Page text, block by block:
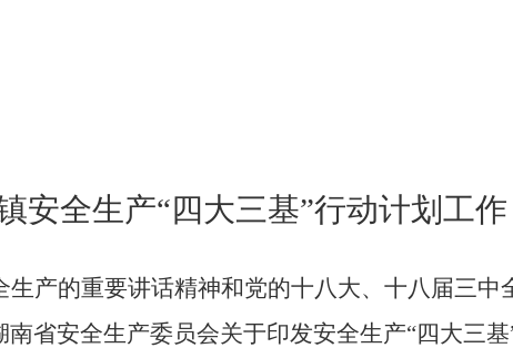
安全生产“四大三基”行动计划工作
产的重要讲话精神和党的十八大、十八届三中
省安全生产委员会关于印发安全生产“四大三